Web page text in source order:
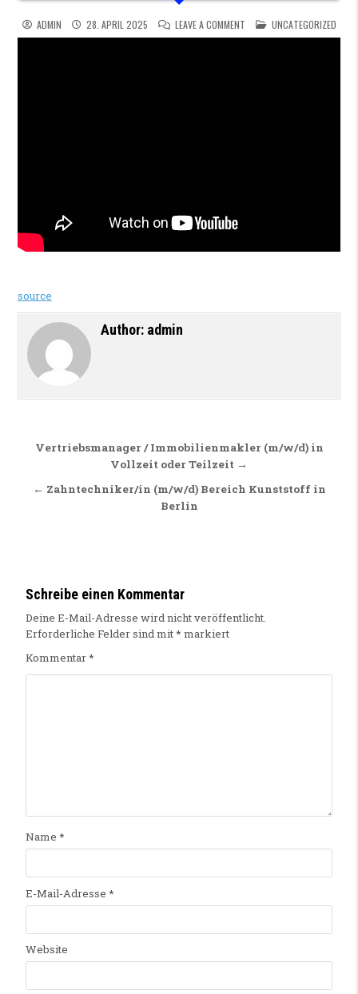
ADMIN 28. APRIL 2025 LEAVE A COMMENTON #INSTRUMENTAL
POSTED IN
UNCATEGORIZED
source
Author: admin
Beitragsnavigation
Vertriebsmanager / Immobilienmakler (m/w/d) in
Vollzeit oder Teilzeit →
← Zahntechniker/in (m/w/d) Bereich Kunststoff in
Berlin
Schreibe einen Kommentar
Deine E-Mail-Adresse wird nicht veröffentlicht.
Erforderliche Felder sind mit* markiert
Kommentar*
Name *
E-Mail-Adresse *
Website